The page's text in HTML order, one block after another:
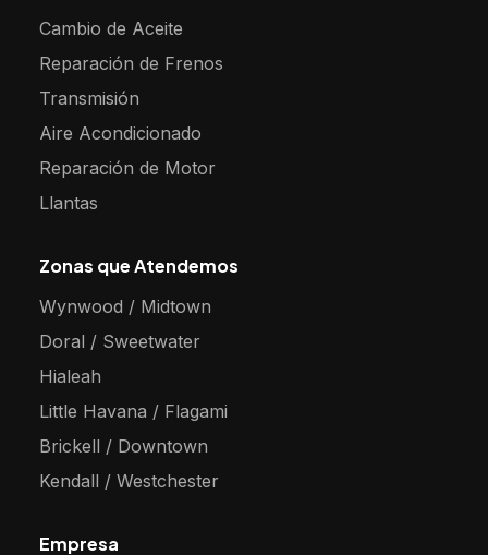
Cambio de Aceite
Reparación de Frenos
Transmisión
Aire Acondicionado
Reparación de Motor
Llantas
Zonas que Atendemos
Wynwood / Midtown
Doral / Sweetwater
Hialeah
Little Havana / Flagami
Brickell / Downtown
Kendall / Westchester
Empresa